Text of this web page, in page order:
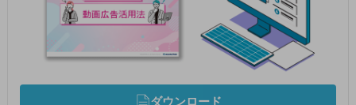
ダウンロード